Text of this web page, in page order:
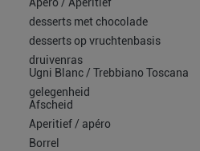
desserts met chocolade
desserts op vruchtenbasis
druivenras
Ugni Blanc / Trebbiano Toscana
gelegenheid
Afscheid
Aperitief / apéro
Borrel